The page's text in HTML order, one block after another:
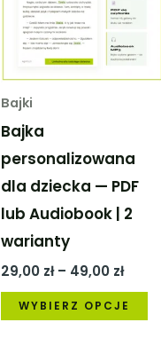
Bajki
Bajka
personalizowana
dla dziecka — PDF
lub Audiobook | 2
warianty
29,00 zł – 49,00 złZakres
od
29,00
WYBIERZ OPCJE